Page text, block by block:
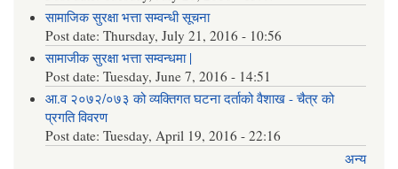
सामाजिक सुरक्षा भत्ता सम्वन्धी सूचना
Post date:Thursday, July 21, 2016 - 10:56
सामाजीक सुरक्षा भत्ता सम्वन्धमा |
Post date:Tuesday, June 7, 2016 - 14:51
आ.व २०७२/०७३ को व्यक्तिगत घटना दर्ताको वैशाख - चैत्र को
प्रगति विवरण
Post date:Tuesday, April 19, 2016 - 22:16
अन्य